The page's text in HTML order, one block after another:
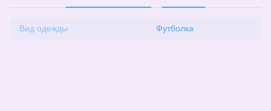
Вид одежды Футболка